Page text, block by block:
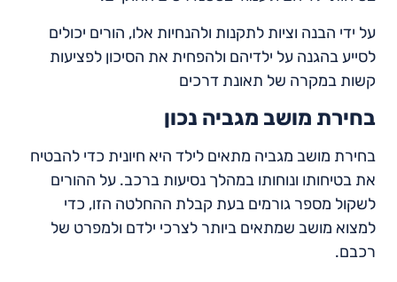
על ידי הבנה וציות לתקנות ולהנחיות אלו, הורים יכולים
לסייע בהגנה על ילדיהם ולהפחית את הסיכון לפציעות
קשות במקרה של תאונת דרכים
בחירת מושב מגביה נכון
בחירת מושב מגביה מתאים לילד היא חיונית כדי להבטיח
את בטיחותו ונוחותו במהלך נסיעות ברכב. על ההורים
לשקול מספר גורמים בעת קבלת ההחלטה הזו, כדי
למצוא מושב שמתאים ביותר לצרכי ילדם ולמפרט של
רכבם.